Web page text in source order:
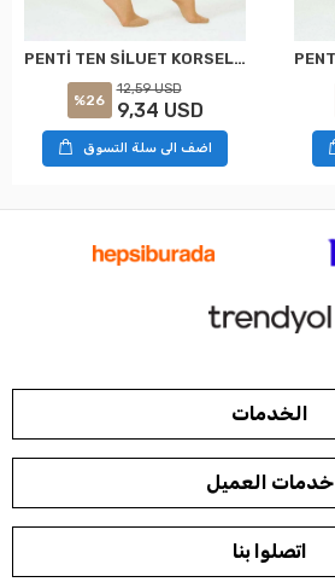
PENTİ TEN SİLUET KORSELİ KÜLOTLU ÇORAP XXL
%26
12,59 USD
9,34 USD
اضف الى سلة التسوق
الخدمات
خدمات العميل
اتصلوا بنا